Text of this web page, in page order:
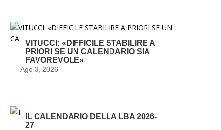
VITUCCI: «DIFFICILE STABILIRE A
PRIORI SE UN CALENDARIO SIA
FAVOREVOLE»
Ago 3, 2026
IL CALENDARIO DELLA LBA 2026-
27